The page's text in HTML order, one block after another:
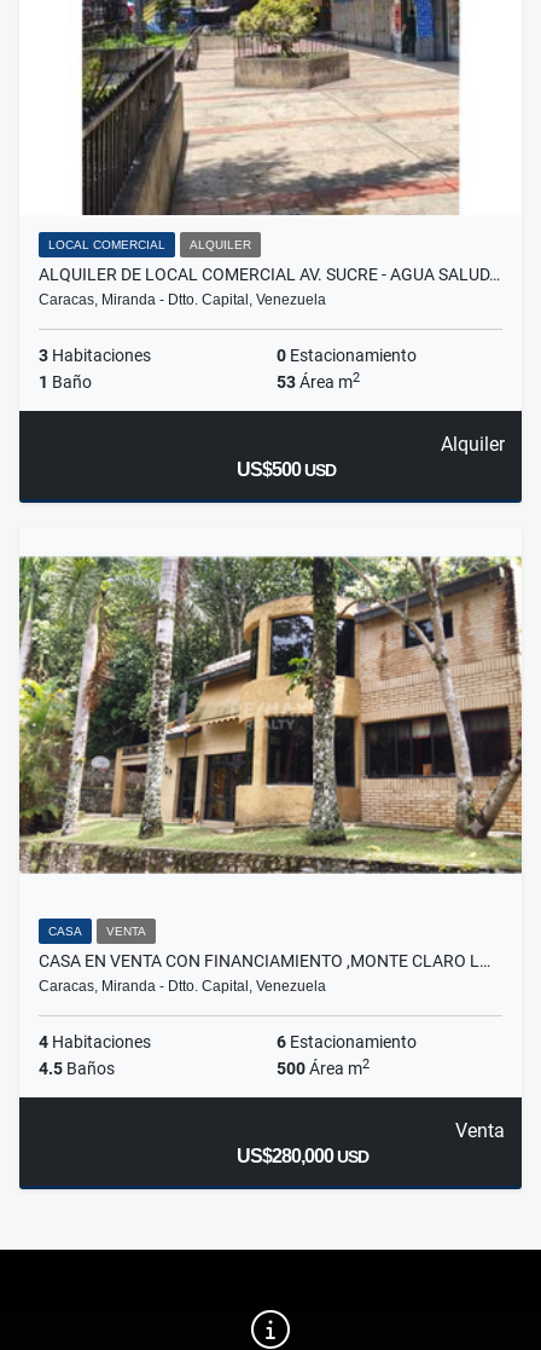
LOCAL COMERCIAL ALQUILER
ALQUILER DE LOCAL COMERCIAL AV. SUCRE - AGUA SALUD…
Caracas, Miranda - Dtto. Capital, Venezuela
3 Habitaciones 0 Estacionamiento
1 Baño 53Área m2
Alquiler
US$500USD
CASA VENTA
CASA EN VENTA CON FINANCIAMIENTO ,MONTE CLARO L…
Caracas, Miranda - Dtto. Capital, Venezuela
4 Habitaciones 6 Estacionamiento
4.5 Baños 500Área m2
Venta
US$280,000USD